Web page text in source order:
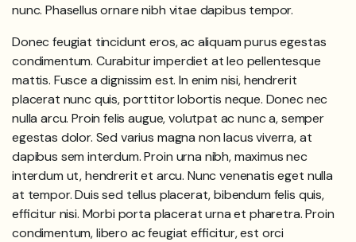
nunc. Phasellus ornare nibh vitae dapibus tempor.
Donec feugiat tincidunt eros, ac aliquam purus egestas
condimentum. Curabitur imperdiet at leo pellentesque
mattis. Fusce a dignissim est. In enim nisi, hendrerit
placerat nunc quis, porttitor lobortis neque. Donec nec
nulla arcu. Proin felis augue, volutpat ac nunc a, semper
egestas dolor. Sed varius magna non lacus viverra, at
dapibus sem interdum. Proin urna nibh, maximus nec
interdum ut, hendrerit et arcu. Nunc venenatis eget nulla
at tempor. Duis sed tellus placerat, bibendum felis quis,
efficitur nisi. Morbi porta placerat urna et pharetra. Proin
condimentum, libero ac feugiat efficitur, est orci